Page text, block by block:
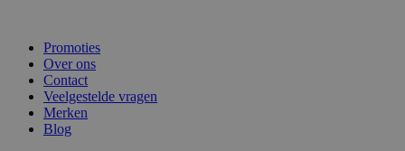
Promoties
Over ons
Contact
Veelgestelde vragen
Merken
Blog